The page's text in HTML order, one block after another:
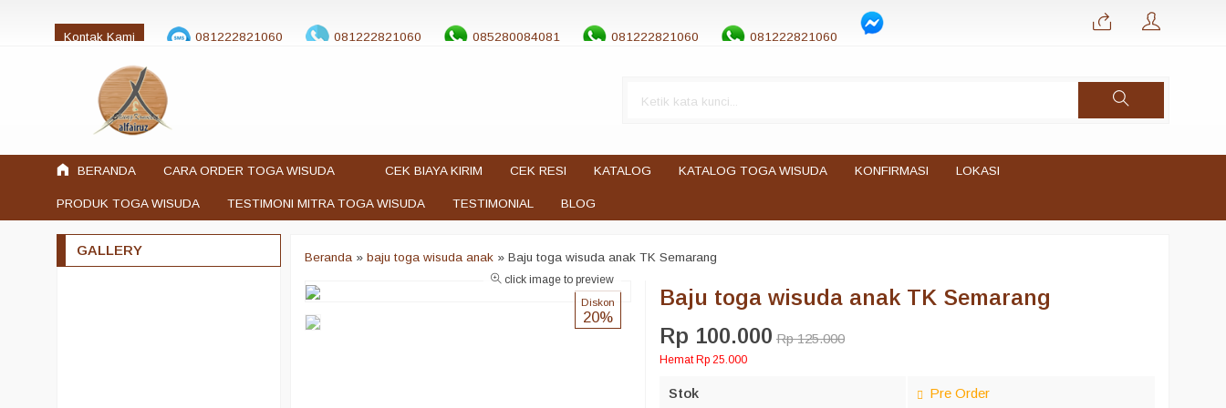
Kontak Kami 081222821060 081222821060 085280084081 081222821060 081222821060
jualtogawisuda@gmail.com
BERANDA CARA ORDER TOGA WISUDA CEK BIAYA KIRIM CEK RESI KATALOG KATALOG TOGA WISUDA KONFIRMASI LOKASI
PRODUK TOGA WISUDA TESTIMONI MITRA TOGA WISUDA TESTIMONIAL BLOG
Beranda »baju toga wisuda anak »Baju toga wisuda anak TK Semarang
click image to preview
Diskon
20%
Baju toga wisuda anak TK Semarang
Rp 100.000 Rp 125.000
Hemat Rp 25.000
Stok Pre Order
GALLERY